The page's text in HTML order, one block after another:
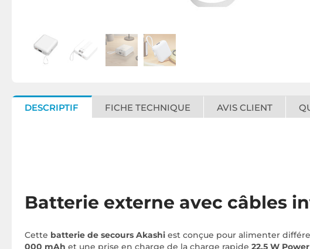
DESCRIPTIF FICHE TECHNIQUE AVIS CLIENT
Batterie externe avec câbles
Cette batterie de secours Akashi est conçue pour alimenter
000 mAh et une prise en charge de la charge rapide 22,5 W